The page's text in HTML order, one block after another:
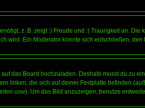
z. B. zeigt :) Freude und :( Traurigkeit an.
wird. Ein Moderator könnte sich entschließen,
das Board hochzuladen. Deshalb musst du zu
linken, die sich auf deiner Festplatte befinden
usw). Um das Bild anzuzeigen, benutze